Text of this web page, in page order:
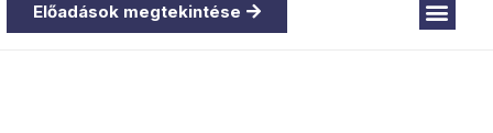
Előadások megtekintése